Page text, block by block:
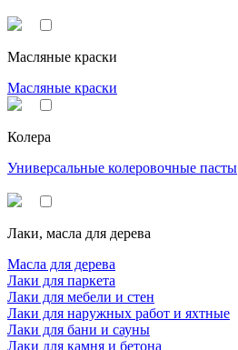
Масляные краски
Масляные краски
Колера
Универсальные колеровочные пасты
Лаки, масла для дерева
Масла для дерева
Лаки для паркета
Лаки для мебели и стен
Лаки для наружных работ и яхтные
Лаки для бани и сауны
Лаки для камня и бетона